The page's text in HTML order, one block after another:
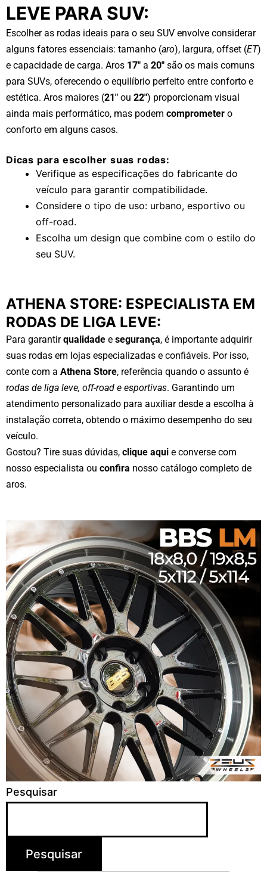
LEVE PARA SUV:
Escolher as rodas ideais para o seu SUV envolve considerar
alguns fatores essenciais: tamanho (aro), largura, offset (ET)
e capacidade de carga. Aros 17″ a 20″ são os mais comuns
para SUVs, oferecendo o equilíbrio perfeito entre conforto e
estética. Aros maiores (21″ ou 22″) proporcionam visual
ainda mais performático, mas podem comprometer o
conforto em alguns casos.
Dicas para escolher suas rodas:
Verifique as especificações do fabricante do
veículo para garantir compatibilidade.
Considere o tipo de uso: urbano, esportivo ou
off-road.
Escolha um design que combine com o estilo do
seu SUV.
ATHENA STORE: ESPECIALISTA EM
RODAS DE LIGA LEVE:
Para garantirqualidade e segurança, é importante adquirir
suas rodas em lojas especializadas e confiáveis. Por isso,
conte com a Athena Store, referência quando o assunto é
rodas de liga leve, off-road e esportivas. Garantindo um
atendimento personalizado para auxiliar desde a escolha à
instalação correta, obtendo o máximo desempenho do seu
veículo.
Gostou? Tire suas dúvidas, clique aqui e converse com
nosso especialista ou confira nosso catálogo completo de
aros.
Pesquisar
Pesquisar